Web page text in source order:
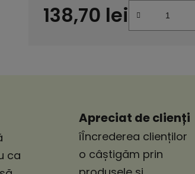
138,70 lei
ca
Apreciat de clienți
îÎncrederea clienților
o câștigăm prin